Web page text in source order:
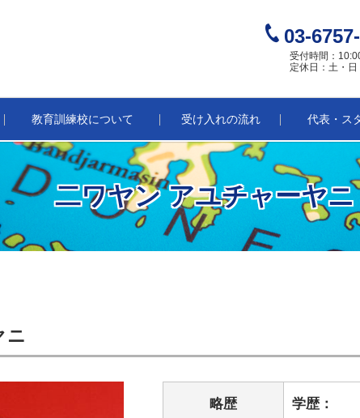
03-
受付時間：
定休日：土・日
教育訓練校について 受け入れの流れ 代表・ス
二ワヤン アユチャーヤニ
ニ
略歴
学歴：